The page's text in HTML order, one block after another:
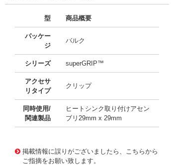
型 商品概要
パッケー
ジ
バルク
シリーズ superGRIP™
アクセサ
リタイプ
クリップ
同時使用/
関連製品
ヒートシンク取り付けアセン
ブリ29mm x 29mm
掲載情報に誤りがございましたら、こちらから
ご指摘をお願い致します。